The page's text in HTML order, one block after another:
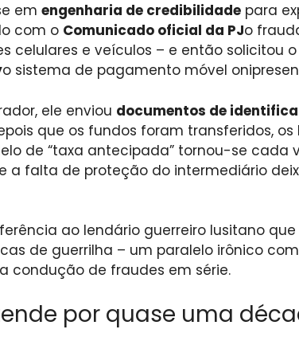
em engenharia de credibilidade para
com o Comunicado oficial da PJo
celulares e veículos – e então solicitou
o sistema de pagamento móvel
ele enviou documentos de
que os fundos foram transferidos,
de “taxa antecipada” tornou-se cada
falta de proteção do intermediário
ao lendário guerreiro lusitano que
de guerrilha – um paralelo irônico
condução de fraudes em série.
por quase uma